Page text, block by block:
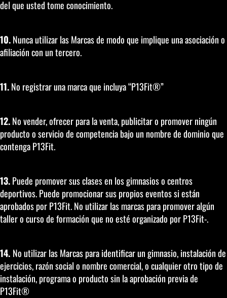
del que usted tome conocimiento.
10.Nunca utilizar las Marcas de modo que implique una asociación o
afiliación con un tercero.
11.No registrar una marca que incluya “P13Fit®”
12.No vender, ofrecer para la venta, publicitar o promover ningún
producto o servicio de competencia bajo un nombre de dominio que
contenga P13Fit.
13.Puede promover sus clases en los gimnasios o centros
deportivos. Puede promocionar sus propios eventos si están
aprobados por P13Fit. No utilizar las marcas para promover algún
taller o curso de formación que no esté organizado por P13Fit-.
14. No utilizar las Marcas para identificar un gimnasio, instalación de
ejercicios, razón social o nombre comercial, o cualquier otro tipo de
instalación, programa o producto sin la aprobación previa de
P13Fit®